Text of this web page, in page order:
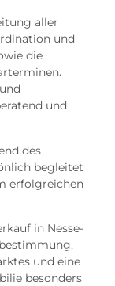
aller
und
die
und
des
begleitet
erfolgreichen
in Nesse-
und eine
besonders